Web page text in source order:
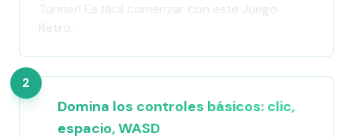
Tunner! Es fácil comenzar con este Juego
Retro.
2
Domina los controles básicos: clic,
espacio, WASD